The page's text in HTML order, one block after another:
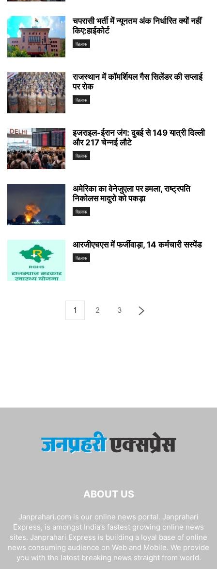
चपरासी भर्ती में न्यूनतम अंक निर्धारित क्यों नहीं
किए:हाईकोर्ट
खिलाफ
राजस्थान में कॉमर्शियल गैस सिलेंडर की सप्लाई
पर रोक
खिलाफ
इजराइल-ईरान जंग: दुबई से 149 यात्री दिल्ली
और 217 चेन्नई लौटे
खिलाफ
अमेरिका का वेनेजुएला पर हमला, राष्ट्रपति
निकोलस मादुरो को पकड़ा
खिलाफ
आरजीएचएस में फर्जीवाड़ा, 14 कर्मचारी सस्पेंड
खिलाफ
1 2 3
ABOUT US
Janprahari.com is our online news portal. Janprahari
Express, is amongst India’s fastest growing online news
sites. Janprahari Express is building a loyal base of online
news consuming audience on Web and Mobile. We provide
you with the latest breaking news straight from world.